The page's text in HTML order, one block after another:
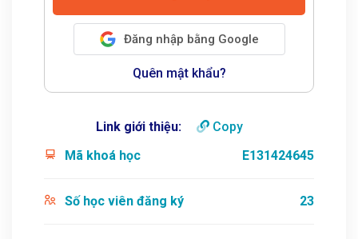
Đăng nhập bằng Google
Quên mật khẩu?
Link giới thiệu:
Copy
Mã khoá học
E131424645
Số học viên đăng ký 23